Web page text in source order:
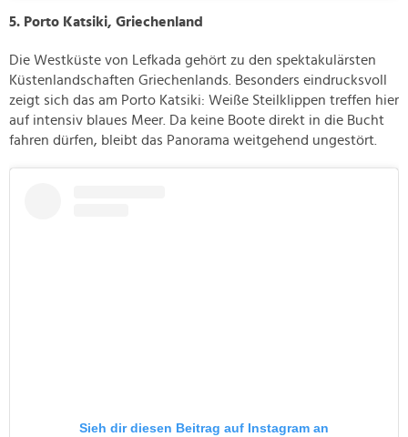
5. Porto Katsiki, Griechenland
Die Westküste von Lefkada gehört zu den spektakulärsten
Küstenlandschaften Griechenlands. Besonders eindrucksvoll
zeigt sich das am Porto Katsiki: Weiße Steilklippen treffen hier
auf intensiv blaues Meer. Da keine Boote direkt in die Bucht
fahren dürfen, bleibt das Panorama weitgehend ungestört.
Sieh dir diesen Beitrag auf Instagram an